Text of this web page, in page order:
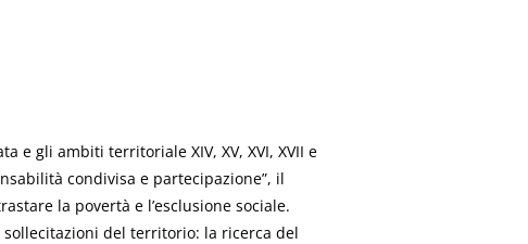
e gli ambiti territoriale XIV, XV, XVI, XVII e
condivisa e partecipazione”, il
la povertà e l’esclusione sociale.
del territorio: la ricerca del